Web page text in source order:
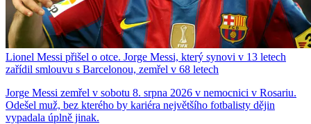
Lionel Messi přišel o otce. Jorge Messi, který synovi v 13 letech
zařídil smlouvu s Barcelonou, zemřel v 68 letech
Jorge Messi zemřel v sobotu 8. srpna 2026 v nemocnici v Rosariu.
Odešel muž, bez kterého by kariéra největšího fotbalisty dějin
vypadala úplně jinak.